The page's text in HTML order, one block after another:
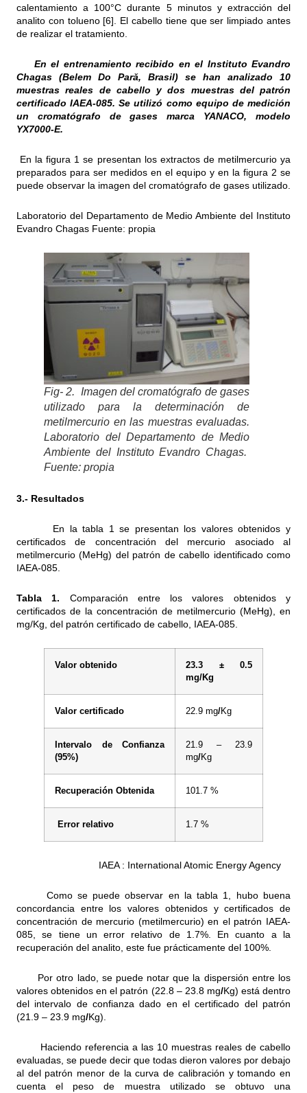
calentamiento a 100°C durante 5 minutos y extracción del
analito con tolueno [6]. El cabello tiene que ser limpiado antes
de realizar el tratamiento.
En el entrenamiento recibido en el Instituto Evandro
Chagas (Belem Do Parǎ, Brasil) se han analizado 10
muestras reales de cabello y dos muestras del patrón
certificado IAEA-085. Se utilizó como equipo de medición
un cromatógrafo de gases marca YANACO, modelo
YX7000-E.
En la figura 1 se presentan los extractos de metilmercurio ya
preparados para ser medidos en el equipo y en la figura 2 se
puede observar la imagen del cromatógrafo de gases utilizado.
Laboratorio del Departamento de Medio Ambiente del Instituto
Evandro Chagas Fuente: propia
Fig- 2. Imagen del cromatógrafo de gases
utilizado para la determinación de
metilmercurio en las muestras evaluadas.
Laboratorio del Departamento de Medio
Ambiente del Instituto Evandro Chagas.
Fuente: propia
3.- Resultados
En la tabla 1 se presentan los valores obtenidos y
certificados de concentración del mercurio asociado al
metilmercurio (MeHg) del patrón de cabello identificado como
IAEA-085.
Tabla 1. Comparación entre los valores obtenidos y
certificados de la concentración de metilmercurio (MeHg), en
mg/Kg, del patrón certificado de cabello, IAEA-085.
Valor obtenido 23.3 ± 0.5
mg/Kg
Valor certificado 22.9 mg/Kg
Intervalo de Confianza
(95%)
21.9 – 23.9
mg/Kg
Recuperación Obtenida 101.7 %
Error relativo 1.7 %
IAEA : International Atomic Energy Agency
Como se puede observar en la tabla 1, hubo buena
concordancia entre los valores obtenidos y certificados de
concentración de mercurio (metilmercurio) en el patrón IAEA-
085, se tiene un error relativo de 1.7%. En cuanto a la
recuperación del analito, este fue prácticamente del 100%.
Por otro lado, se puede notar que la dispersión entre los
valores obtenidos en el patrón (22.8 – 23.8 mg/Kg) está dentro
del intervalo de confianza dado en el certificado del patrón
(21.9 – 23.9 mg/Kg).
Haciendo referencia a las 10 muestras reales de cabello
evaluadas, se puede decir que todas dieron valores por debajo
al del patrón menor de la curva de calibración y tomando en
cuenta el peso de muestra utilizado se obtuvo una